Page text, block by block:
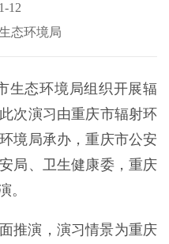
12
态环境局
生态环境局组织开展辐
次演习由重庆市辐射环
境局承办，重庆市公安
局、卫生健康委，重庆
。
推演，演习情景为重庆